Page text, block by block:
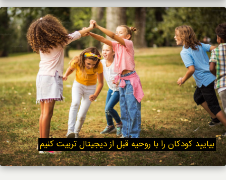
بیایید کودکان را با روحیه قبل از دیجیتال تربیت کنیم